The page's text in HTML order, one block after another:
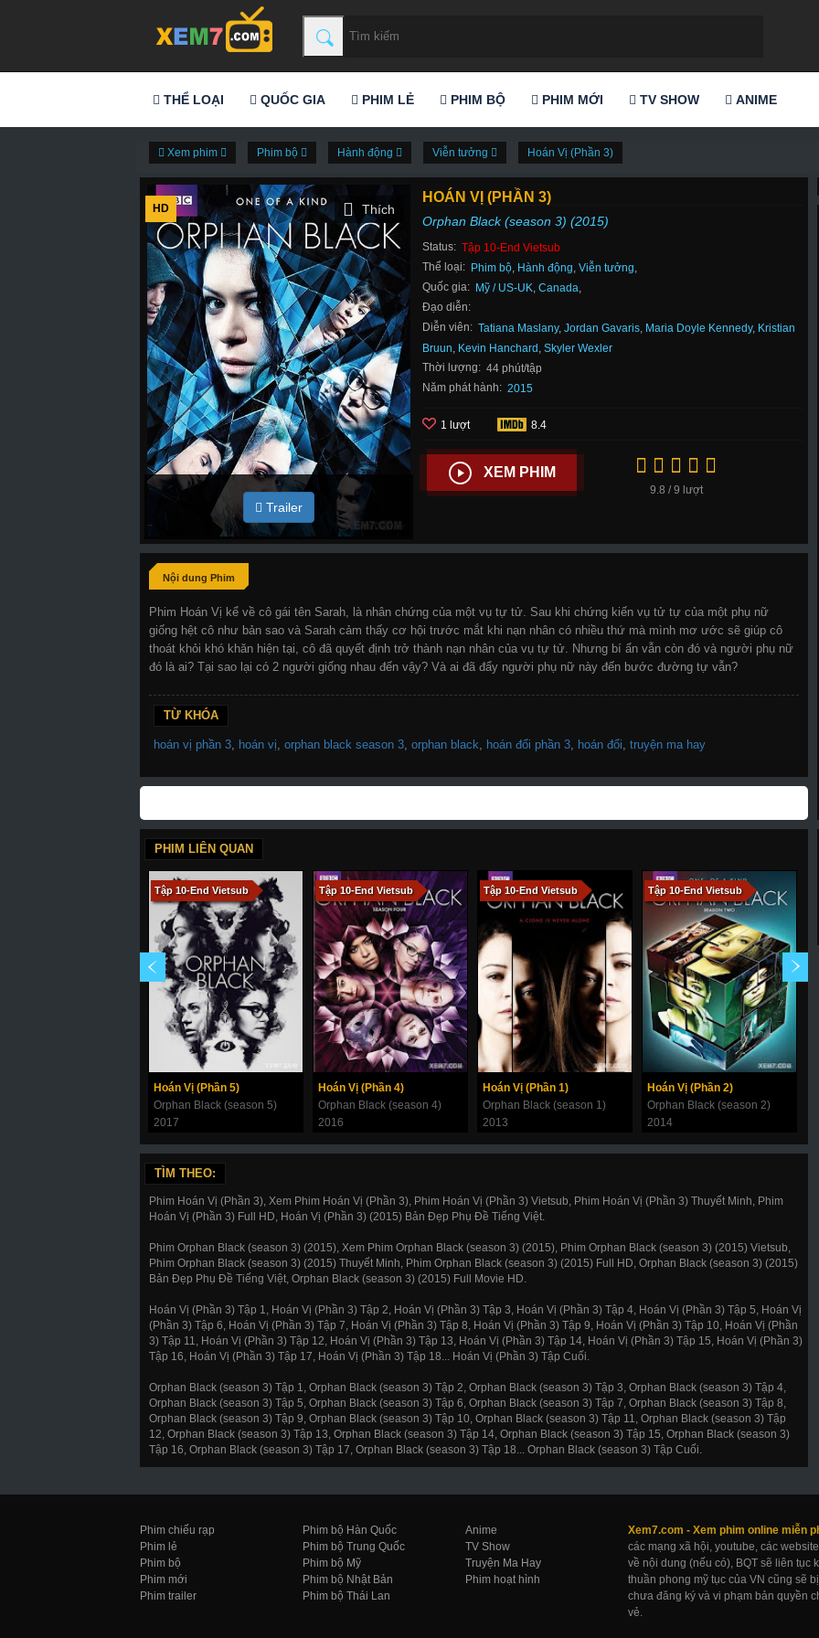
THỂ LOẠI QUỐC GIA PHIM LẺ PHIM BỘ PHIM MỚI TV SHOW ANIME
Xem phim Phim bộ Hành động Viễn tưởng Hoán Vị (Phần 3)
HD
Trailer
HOÁN VỊ (PHẦN 3)
Orphan Black (season 3) (2015)
Status: Tập 10-End Vietsub
Thể loại: Phim bộ, Hành động,Viễn tưởng,
Quốc gia: Mỹ / US-UK,Canada,
Đạo diễn:
Diễn viên: Tatiana Maslany,Jordan Gavaris, Maria Doyle Kennedy, Kristian
Bruun, Kevin Hanchard ,Skyler Wexler
Thời lượng: 44 phút/tập
Năm phát hành: 2015
1 lượt 8.4
XEM PHIM
9.8 / 9 lượt
Nội dung Phim
Phim Hoán Vị kể về cô gái tên Sarah, là nhân chứng của một vụ tự tử. Sau khi chứng kiến vụ tử tự của một phụ nữ
giống hệt cô như bản sao và Sarah cảm thấy cơ hội trước mắt khi nạn nhân có nhiều thứ mà mình mơ ước sẽ giúp cô
thoát khỏi khó khăn hiện tại, cô đã quyết định trở thành nạn nhân của vụ tự tử. Nhưng bí ẩn vẫn còn đó và người phụ nữ
đó là ai? Tại sao lại có 2 người giống nhau đến vậy? Và ai đã đẩy người phụ nữ này đến bước đường tự vẫn?
TỪ KHÓA
hoán vị phần 3 hoán vị orphan black season 3 orphan black hoán đổi phần 3 hoán đổi truyện ma hay
PHIM LIÊN QUAN
Tập 10-End Vietsub
Hoán Vị (Phần 5)
Orphan Black (season 5)
2017
Tập 10-End Vietsub
Hoán Vị (Phần 4)
Orphan Black (season 4)
2016
Tập 10-End Vietsub
Hoán Vị (Phần 1)
Orphan Black (season 1)
2013
Tập 10-End Vietsub
Hoán Vị (Phần 2)
Orphan Black (season 2)
2014
TÌM THEO:
Phim Hoán Vị (Phần 3), Xem Phim Hoán Vị (Phần 3), Phim Hoán Vị (Phần 3) Vietsub, Phim Hoán Vị (Phần 3) Thuyết Minh, Phim
Hoán Vị (Phần 3) Full HD, Hoán Vị (Phần 3) (2015) Bản Đẹp Phụ Đề Tiếng Việt.
Phim Orphan Black (season 3) (2015), Xem Phim Orphan Black (season 3) (2015), Phim Orphan Black (season 3) (2015) Vietsub,
Phim Orphan Black (season 3) (2015) Thuyết Minh, Phim Orphan Black (season 3) (2015) Full HD, Orphan Black (season 3) (2015)
Bản Đẹp Phụ Đề Tiếng Việt, Orphan Black (season 3) (2015) Full Movie HD.
Hoán Vị (Phần 3) Tập 1, Hoán Vị (Phần 3) Tập 2, Hoán Vị (Phần 3) Tập 3, Hoán Vị (Phần 3) Tập 4, Hoán Vị (Phần 3) Tập 5, Hoán Vị
(Phần 3) Tập 6, Hoán Vị (Phần 3) Tập 7, Hoán Vị (Phần 3) Tập 8, Hoán Vị (Phần 3) Tập 9, Hoán Vị (Phần 3) Tập 10, Hoán Vị (Phần
3) Tập 11, Hoán Vị (Phần 3) Tập 12, Hoán Vị (Phần 3) Tập 13, Hoán Vị (Phần 3) Tập 14, Hoán Vị (Phần 3) Tập 15, Hoán Vị (Phần 3)
Tập 16, Hoán Vị (Phần 3) Tập 17, Hoán Vị (Phần 3) Tập 18... Hoán Vị (Phần 3) Tập Cuối.
Orphan Black (season 3) Tập 1, Orphan Black (season 3) Tập 2, Orphan Black (season 3) Tập 3, Orphan Black (season 3) Tập 4,
Orphan Black (season 3) Tập 5, Orphan Black (season 3) Tập 6, Orphan Black (season 3) Tập 7, Orphan Black (season 3) Tập 8,
Orphan Black (season 3) Tập 9, Orphan Black (season 3) Tập 10, Orphan Black (season 3) Tập 11, Orphan Black (season 3) Tập
12, Orphan Black (season 3) Tập 13, Orphan Black (season 3) Tập 14, Orphan Black (season 3) Tập 15, Orphan Black (season 3)
Tập 16, Orphan Black (season 3) Tập 17, Orphan Black (season 3) Tập 18... Orphan Black (season 3) Tập Cuối.
Phim chiếu rạp
Phim lẻ
Phim bộ
Phim mới
Phim trailer
Phim bộ Hàn Quốc
Phim bộ Trung Quốc
Phim bộ Mỹ
Phim bộ Nhật Bản
Phim bộ Thái Lan
Anime
TV Show
Truyện Ma Hay
Phim hoạt hình
Xem7.com - Xem phim online miễn
các mạng xã hội, youtube, các
về nội dung (nếu có), BQT sẽ liên tục
thuần phong mỹ tục của VN cũng sẽ
chưa đăng ký và vi phạm bản quyền
vẻ.